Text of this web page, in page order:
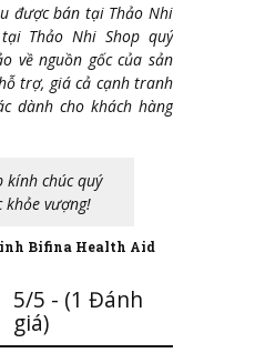
được bán tại Thảo Nhi
Thảo Nhi Shop quý
về nguồn gốc của sản
trợ, giá cả cạnh tranh
dành cho khách hàng
kính chúc quý
khỏe vượng!
Bifina Health Aid
5/5 - (1 Đánh
giá)